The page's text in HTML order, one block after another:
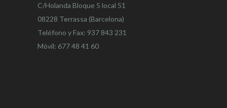
C/Holanda Bloque 5 local 51
08228 Terrassa (Barcelona)
Teléfono y Fax: 937 843 231
Móvil: 677 48 41 60